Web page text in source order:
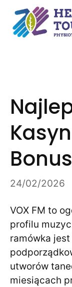
content
24/02/2026
VOX FM to
profilu
ramówka jest
utworów
miesiącach